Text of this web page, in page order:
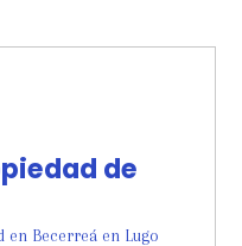
de
en Becerreá en Lugo